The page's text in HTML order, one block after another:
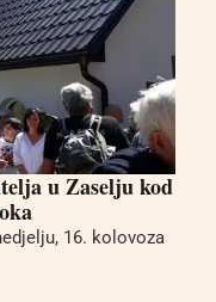
u Zaselju kod
16. kolovoza